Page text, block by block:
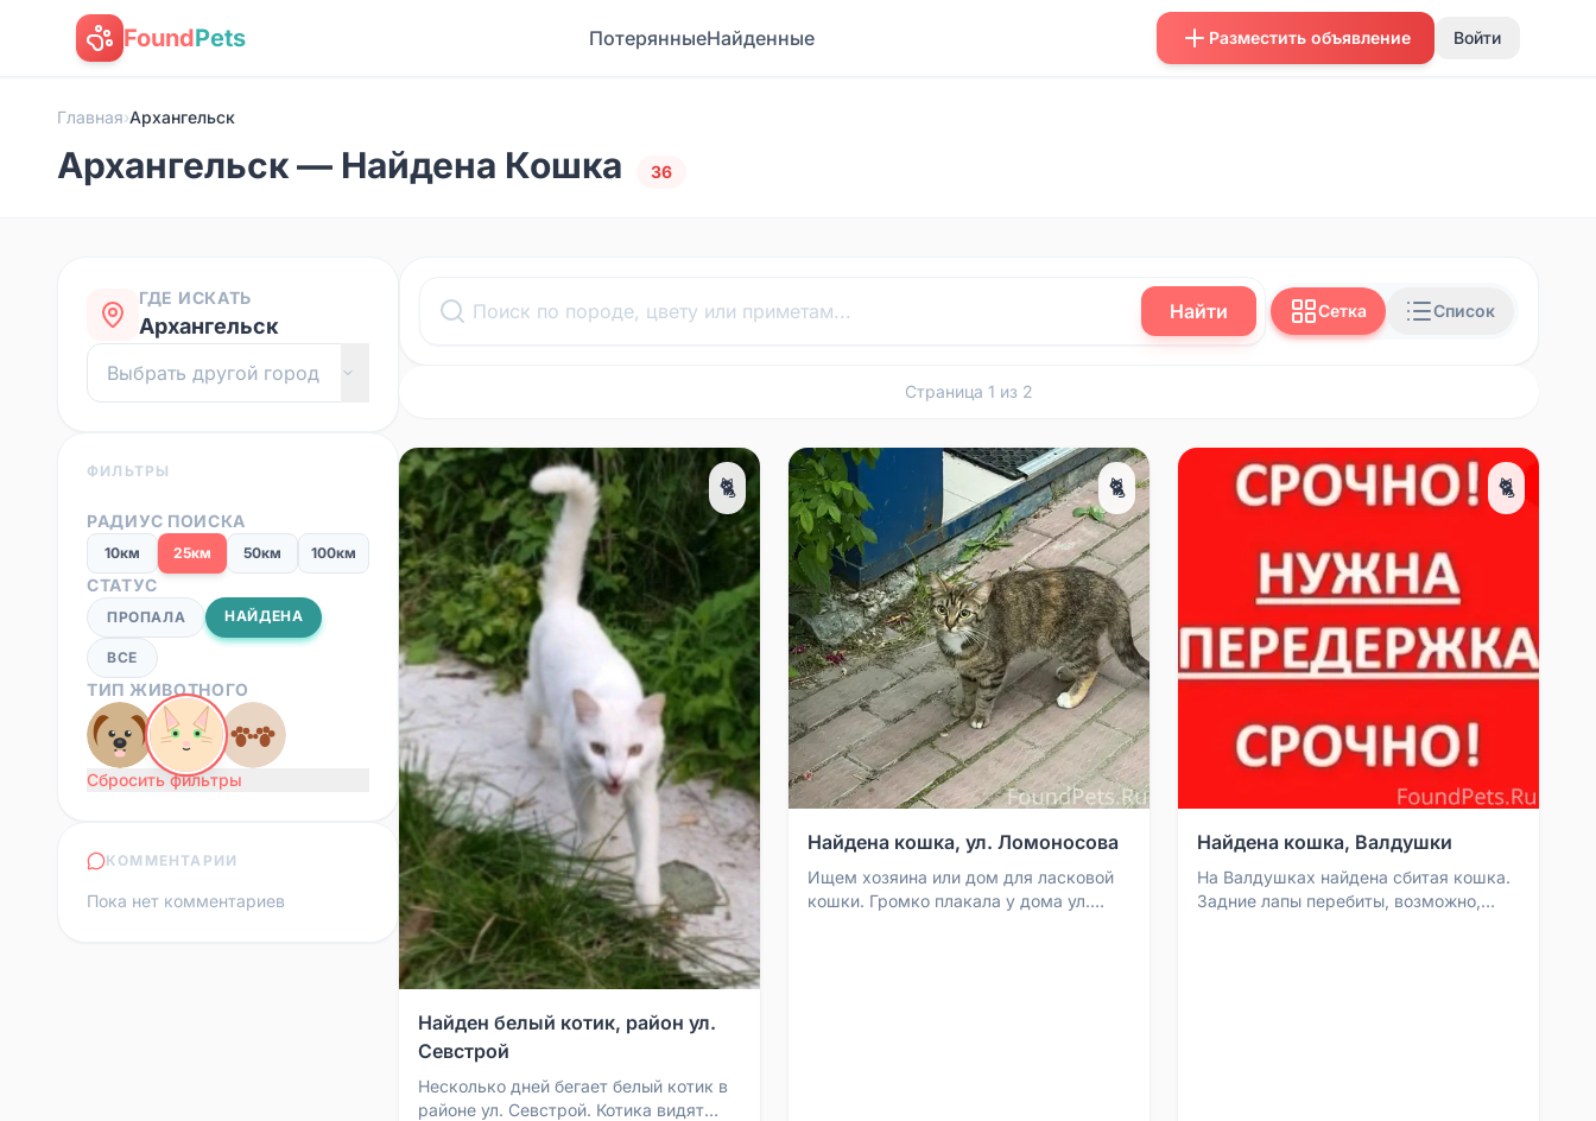
FoundPets ПотерянныеНайденные Разместить объявление Войти
Главная›Архангельск
Архангельск — Найдена Кошка 36
ГДЕ ИСКАТЬ
Архангельск
ФИЛЬТРЫ
РАДИУС ПОИСКА
10км 25км 50км 100км
СТАТУС
ПРОПАЛА НАЙДЕНА
ВСЕ
ТИП ЖИВОТНОГО
Сбросить фильтры
КОММЕНТАРИИ
Пока нет комментариев
Найти Сетка Список
Страница 1 из 2
🐈
Найден белый котик, район ул.
Севстрой
Несколько дней бегает белый котик в
районе ул. Севстрой. Котика видят
🐈
Найдена кошка, ул. Ломоносова
Ищем хозяина или дом для ласковой
кошки. Громко плакала у дома ул.
🐈
Найдена кошка, Валдушки
На Валдушках найдена сбитая кошка.
Задние лапы перебиты, возможно,